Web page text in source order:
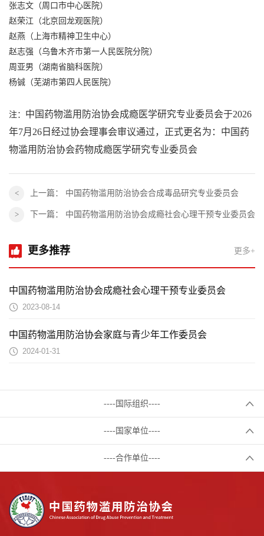
张志文（周口市中心医院）
赵荣江（北京回龙观医院）
赵燕（上海市精神卫生中心）
赵志强（乌鲁木齐市第一人民医院分院）
周亚男（湖南省脑科医院）
杨铖（芜湖市第四人民医院）
注： 中国药物滥用防治协会成瘾医学研究专业委员会于2026
年7月26日经过协会理事会审议通过，正式更名为：中国药
物滥用防治协会药物成瘾医学研究专业委员会
上一篇： 中国药物滥用防治协会合成毒品研究专业委员会
下一篇： 中国药物滥用防治协会成瘾社会心理干预专业委员会
更多推荐 更多+
中国药物滥用防治协会成瘾社会心理干预专业委员会
2023-08-14
中国药物滥用防治协会家庭与青少年工作委员会
2024-01-31
----国际组织----
----国家单位----
----合作单位----